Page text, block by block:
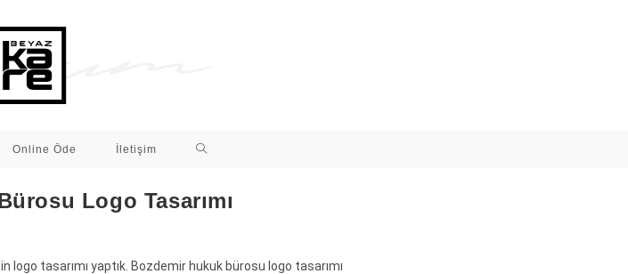
Online Öde İletişim
Logo Tasarımı
logo tasarımı yaptık. Bozdemir hukuk bürosu logo tasarımı